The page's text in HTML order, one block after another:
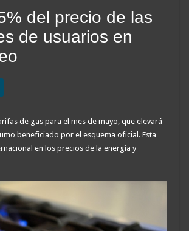
del precio de las
de usuarios en
de gas para el mes de mayo, que elevará
beneficiado por el esquema oficial. Esta
en los precios de la energía y